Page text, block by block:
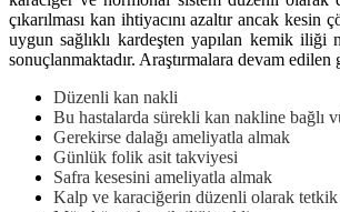
çıkarılması kan ihtiyacını azaltır ancak
uygun sağlıklı kardeşten yapılan kemik iliği
sonuçlanmaktadır. Araştırmalara devam
Düzenli kan nakli
Bu hastalarda sürekli kan nakline bağlı
Gerekirse dalağı ameliyatla almak
Günlük folik asit takviyesi
Safra kesesini ameliyatla almak
Kalp ve karaciğerin düzenli olarak tetkik